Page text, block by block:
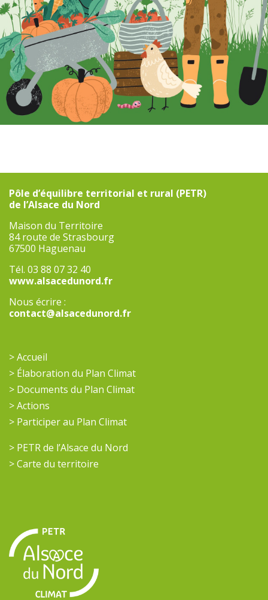
Pôle d’équilibre territorial et rural (PETR)
de l’Alsace du Nord
Maison du Territoire
84 route de Strasbourg
67500 Haguenau
Tél. 03 88 07 32 40
www.alsacedunord.fr
Nous écrire :
contact@alsacedunord.fr
> Accueil
> Élaboration du Plan Climat
> Documents du Plan Climat
> Actions
> Participer au Plan Climat
> PETR de l’Alsace du Nord
> Carte du territoire